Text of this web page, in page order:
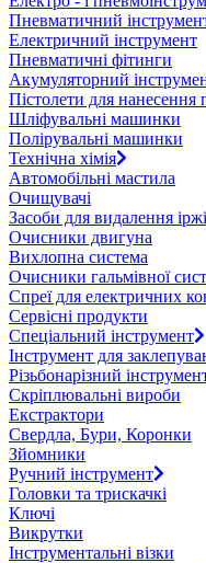
Пневматичний
Електричний інструмент
Пневматичні фітинги
Акумуляторний
Пістолети для нанесення
Шліфувальні машинки
Полірувальні машинки
Технічна хімія
Автомобільні мастила
Очищувачі
Засоби для видалення іржі
Очисники двигуна
Вихлопна система
Очисники гальмівної
Спреї для електричних
Сервісні продукти
Спеціальний інструмент
Інструмент для
Різьбонарізний
Скріплювальні вироби
Екстрактори
Свердла, Бури, Коронки
Зйомники
Ручний інструмент
Головки та трискачкі
Ключі
Викрутки
Інструментальні візки